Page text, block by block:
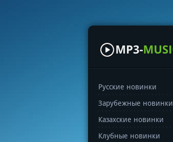
Русские новинки
Зарубежные новинки
Казахские новинки
Клубные новинки